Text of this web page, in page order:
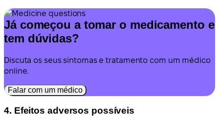
Já começou a tomar o medicamento e
tem dúvidas?
Discuta os seus sintomas e tratamento com um médico
online.
Falar com um médico
4. Efeitos adversos possíveis